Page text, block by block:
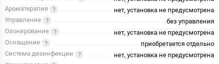
Ароматерапия
нет, установка не предусмотрена
Управление
без управления
Озонирование
нет, установка не предусмотрена
Оснащение
приобретается отдельно
Система дезинфекции
нет, установка не предусмотрена